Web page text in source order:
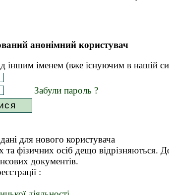
анонімний користувач
іменем (вже існуючим в нашій
Забули пароль ?
для нового користувача
фізичних осіб дещо відрізняються.
документів.
: